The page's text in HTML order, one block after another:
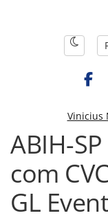
Vinicius
ABIH-
com
GL